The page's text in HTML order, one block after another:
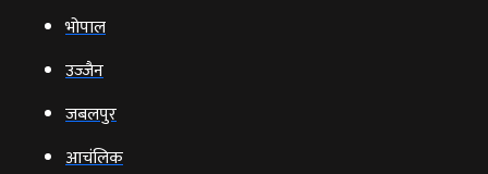
भोपाल
उज्‍जैन
जबलपुर
आचंलिक